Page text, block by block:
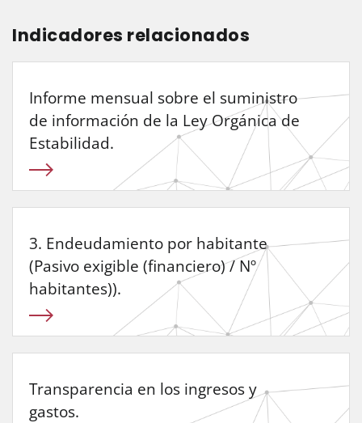
Indicadores relacionados
Informe mensual sobre el suministro
de información de la Ley Orgánica de
Estabilidad.
3. Endeudamiento por habitante
(Pasivo exigible (financiero) / Nº
habitantes)).
Transparencia en los ingresos y
gastos.